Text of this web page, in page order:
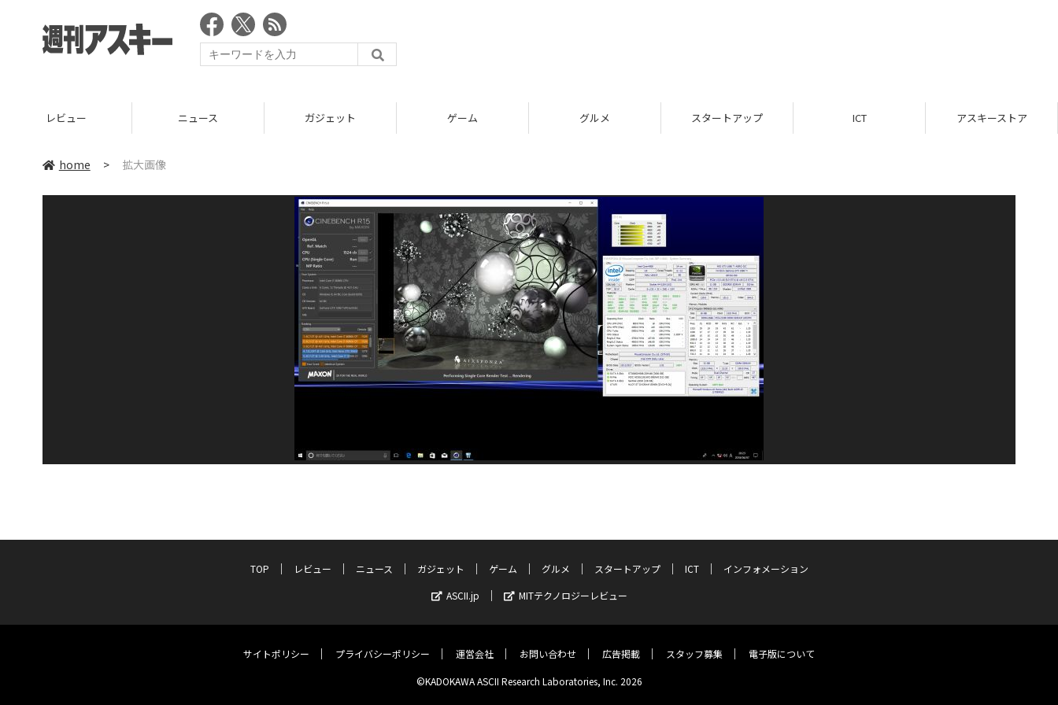
レビュー ニュース ガジェット ゲーム グルメ スタートアップ ICT アスキーストア
home > 拡大画像
TOP レビュー ニュース ガジェット ゲーム グルメ スタートアップ ICT
インフォメーション
ASCII.jp
MITテクノロジーレビュー
サイトポリシー プライバシーポリシー 運営会社 お問い合わせ 広告掲載 スタッフ募集 電子版について
©KADOKAWA ASCII Research Laboratories, Inc. 2026